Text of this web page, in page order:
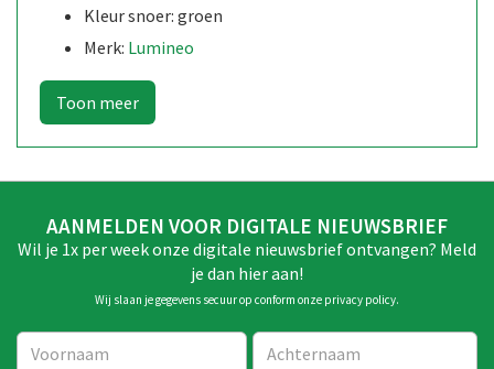
Kleur snoer: groen
Merk: Lumineo
AANMELDEN VOOR DIGITALE NIEUWSBRIEF
Wil je 1x per week onze digitale nieuwsbrief ontvangen? Meld
je dan hier aan!
Wij slaan je gegevens secuur op conform onze privacy policy.